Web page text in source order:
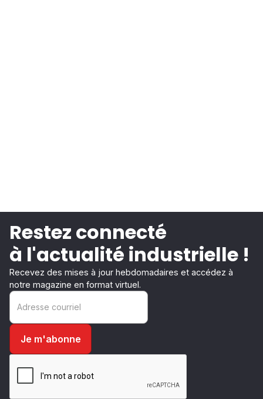
Restez connecté
à l'actualité industrielle !
Recevez des mises à jour hebdomadaires et accédez à
notre magazine en format virtuel.